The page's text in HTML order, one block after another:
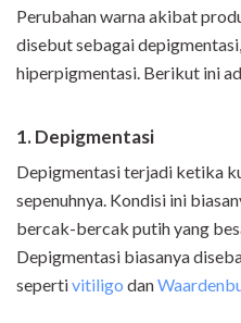
Perubahan warna akibat
disebut sebagai
hiperpigmentasi. Berikut ini
1. Depigmentasi
Depigmentasi terjadi ketika
sepenuhnya. Kondisi ini
bercak-bercak putih yang
Depigmentasi biasanya
sepertivitiligo dan